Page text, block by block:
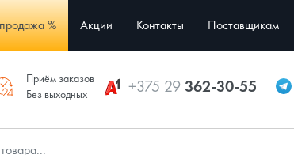
% Акции Контакты Поставщикам
Приём заказов
Без выходных
+375 29362-30-55